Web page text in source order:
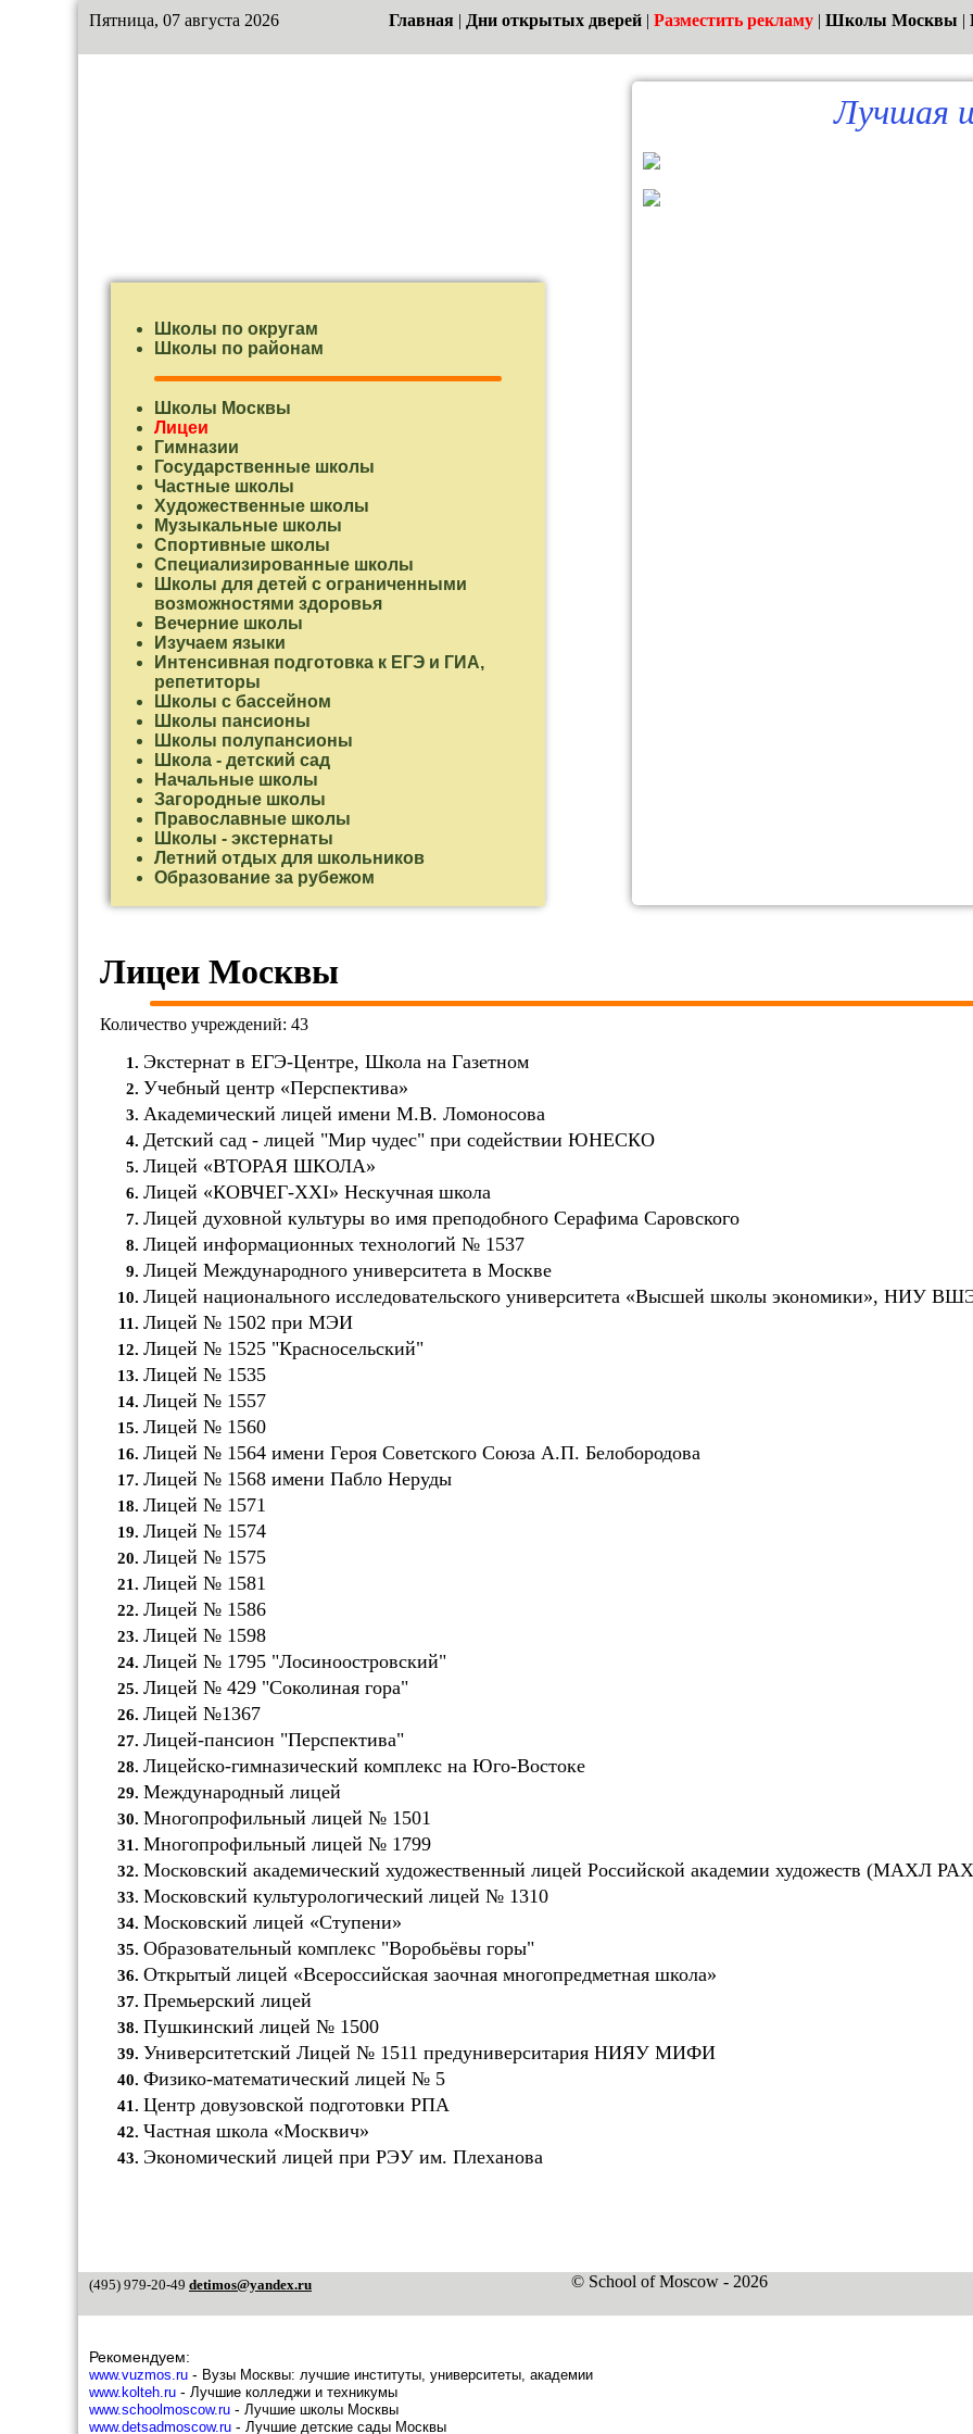
Пятница, 07 августа 2026 Главная | Дни открытых дверей | Разместить рекламу | Школы Москвы |
Лучшая
Школы по округам
Школы по районам
Школы Москвы
Лицеи
Гимназии
Государственные школы
Частные школы
Художественные школы
Музыкальные школы
Спортивные школы
Специализированные школы
Школы для детей с ограниченными
возможностями здоровья
Вечерние школы
Изучаем языки
Интенсивная подготовка к ЕГЭ и ГИА,
репетиторы
Школы с бассейном
Школы пансионы
Школы полупансионы
Школа - детский сад
Начальные школы
Загородные школы
Православные школы
Школы - экстернаты
Летний отдых для школьников
Образование за рубежом
Лицеи Москвы
Количество учреждений: 43
Экстернат в ЕГЭ-Центре, Школа на Газетном
Учебный центр «Перспектива»
Академический лицей имени М.В. Ломоносова
Детский сад - лицей "Мир чудес" при содействии ЮНЕСКО
Лицей «ВТОРАЯ ШКОЛА»
Лицей «КОВЧЕГ-XXI» Нескучная школа
Лицей духовной культуры во имя преподобного Серафима Саровского
Лицей информационных технологий № 1537
Лицей Международного университета в Москве
Лицей национального исследовательского университета «Высшей школы экономики», НИУ
Лицей № 1502 при МЭИ
Лицей № 1525 "Красносельский"
Лицей № 1535
Лицей № 1557
Лицей № 1560
Лицей № 1564 имени Героя Советского Союза А.П. Белобородова
Лицей № 1568 имени Пабло Неруды
Лицей № 1571
Лицей № 1574
Лицей № 1575
Лицей № 1581
Лицей № 1586
Лицей № 1598
Лицей № 1795 "Лосиноостровский"
Лицей № 429 "Соколиная гора"
Лицей №1367
Лицей-пансион "Перспектива"
Лицейско-гимназический комплекс на Юго-Востоке
Международный лицей
Многопрофильный лицей № 1501
Многопрофильный лицей № 1799
Московский академический художественный лицей Российской академии художеств (МАХЛ
Московский культурологический лицей № 1310
Московский лицей «Ступени»
Образовательный комплекс "Воробьёвы горы"
Открытый лицей «Всероссийская заочная многопредметная школа»
Премьерский лицей
Пушкинский лицей № 1500
Университетский Лицей № 1511 предуниверситария НИЯУ МИФИ
Физико-математический лицей № 5
Центр довузовской подготовки РПА
Частная школа «Москвич»
Экономический лицей при РЭУ им. Плеханова
(495) 979-20-49 detimos@yandex.ru © School of Moscow - 2026
Рекомендуем:
www.vuzmos.ru - Вузы Москвы: лучшие институты, университеты, академии
www.kolteh.ru - Лучшие колледжи и техникумы
www.schoolmoscow.ru - Лучшие школы Москвы
www.detsadmoscow.ru - Лучшие детские сады Москвы